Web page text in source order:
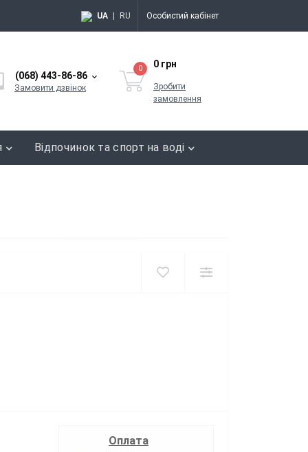
UA RU Особистий кабінет
(068) 443-86-86
Замовити дзвінок
0 0 грн
Зробити
замовлення
Відпочинок та спорт на воді
Оплата